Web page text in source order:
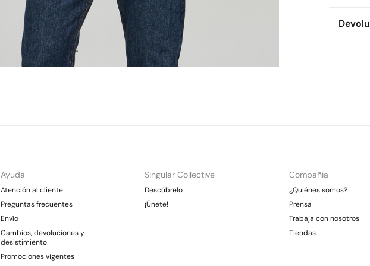
Ayuda
Atención al cliente
Preguntas frecuentes
Envío
Cambios, devoluciones y
desistimiento
Promociones vigentes
Singular Collective
Descúbrelo
¡Únete!
Compañia
¿Quiénes somos?
Prensa
Trabaja con nosotros
Tiendas